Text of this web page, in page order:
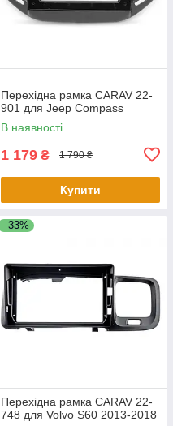
Перехідна рамка CARAV 22-
901 для Jeep Compass
В наявності
1 179 ₴ 1 790 ₴
Купити
–33%
Перехідна рамка CARAV 22-
748 для Volvo S60 2013-2018